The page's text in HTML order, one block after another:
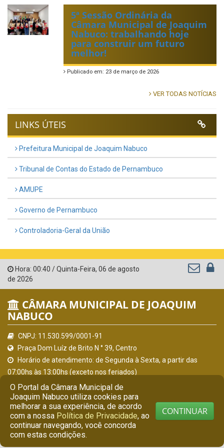
5ª Sessão Ordinária da
Câmara Municipal de Joaquim
Nabuco: trabalhando hoje
para construir um futuro
melhor!
Publicado em: 23 de março de 2026
VER TODAS NOTÍCIAS
LINKS ÚTEIS
Prefeitura Municipal de Joaquim Nabuco
Tribunal de Contas do Estado de Pernambuco
AMUPE
Governo de Pernambuco
Controladoria-Geral da União
Hora: 00:40 /Quinta-Feira, 06 de agosto
de 2026
CÂMARA MUNICIPAL DE JOAQUIM
NABUCO
CNPJ: 11.530.599/0001-91
Praça Dom Luíz de Brito N ° 39, Centro
Horário de atendimento: de Segunda à Sexta, a partir das
07:00hs às 13:00hs (exceto nos feriados)
(81) 9 7341-9901
secretaria@camarajoaquimnabuco.pe.gov.br
Joaquim Nabuco - PE
© Copyright 2026 Câmara Municipal de Joaquim Nabuco |
Todos os direitos reservados
O Portal da Câmara Municipal de
Joaquim Nabuco utiliza cookies para
melhorar a sua experiência, de acordo
com a nossa Política de Privacidade, ao
continuar navegando, você concorda
com estas condições.
CONTINUAR